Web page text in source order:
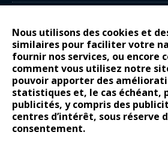
Nous utilisons des cookies et
similaires pour faciliter votre
fournir nos services, ou encore
comment vous utilisez notre
pouvoir apporter des
statistiques et, le cas échéant,
publicités, y compris des
centres d’intérêt, sous réserve
consentement.
14 juillet : nouveau film de marque pour
Renault Espace : voyage, voyage…
Peugeot E-208 GTi : naissance d’une
COMMENTAIRES RÉCENTS
Bernard DardartdansDacia Sandero :